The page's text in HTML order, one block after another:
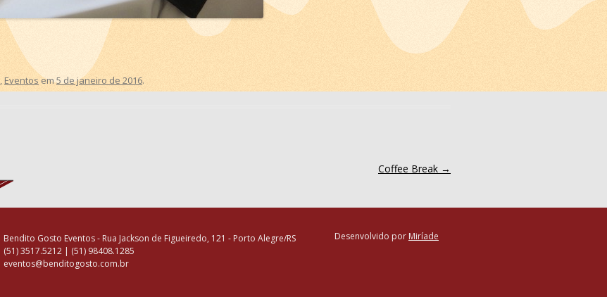
,Eventos em5 de janeiro de 2016.
Coffee Break →
Bendito Gosto Eventos - Rua Jackson de Figueiredo, 121 - Porto Alegre/RS
(51) 3517.5212 | (51) 98408.1285
eventos@benditogosto.com.br
Desenvolvido por Miríade